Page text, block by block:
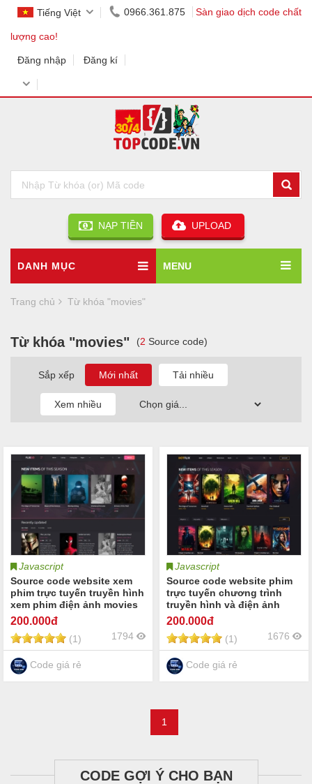
Tiếng Việt 0966.361.875 Sàn giao dịch code chất
lượng cao!
Đăng nhập Đăng kí
NẠP TIỀN UPLOAD
DANH MỤC MENU
Trang chủ Từ khóa "movies"
Từ khóa "movies" (2 Source code)
Sắp xếp
Javascript
Source code website xem
phim trực tuyến truyền hình
xem phim điện ảnh movies
Flixgo
200.000đ
(1) 1794
Code giá rẻ
Javascript
Source code website phim
trực tuyến chương trình
truyền hình và điện ảnh
movies HotFlix
200.000đ
(1) 1676
Code giá rẻ
1
CODE GỢI Ý CHO BẠN